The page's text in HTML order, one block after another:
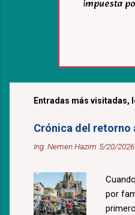
impuesta
Entradas más
Crónica del retorno
Ing. Nemen Hazim 5/20/2026
por